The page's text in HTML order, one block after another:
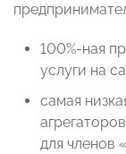
100%-ная
услуги на
самая
для